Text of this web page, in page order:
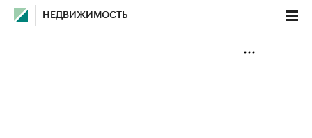
НЕДВИЖИМОСТЬ